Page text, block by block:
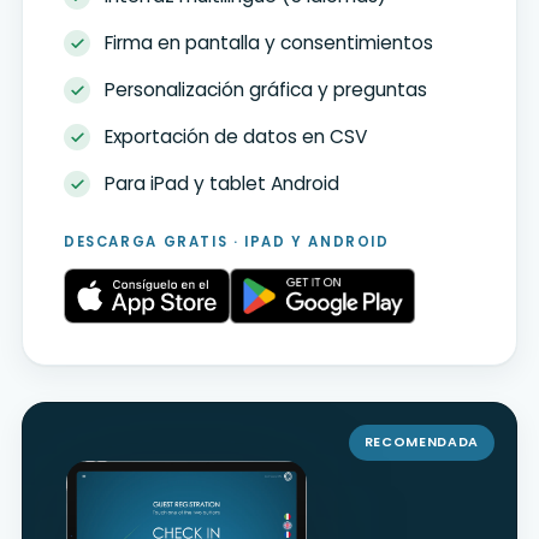
Firma en pantalla y consentimientos
Personalización gráfica y preguntas
Exportación de datos en CSV
Para iPad y tablet Android
DESCARGA GRATIS · IPAD Y ANDROID
RECOMENDADA